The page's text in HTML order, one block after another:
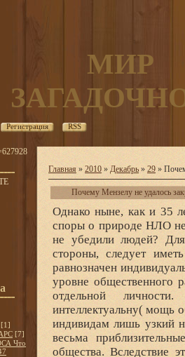
МИР
Регистрация RSS
[1]
[7]
Что
Главная » 2010 » Декабрь » 29 »
Почему Мензелу не удалось
Однако ныне, как и 35
споры о природе НЛО
не убедили людей?
стороны, следует
равнозначен
уровне общественного
отдельной
интеллектуальну( мощь
индивидам лишь узкий
весьма
общества. Вследствие